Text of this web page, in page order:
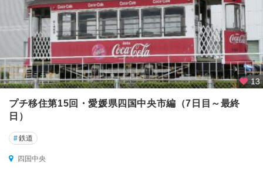
13
プチ移住第15回・愛媛県四国中央市編（7日目～最終
日）
#鉄道
四国中央